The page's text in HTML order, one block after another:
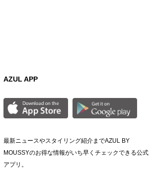
AZUL APP
最新ニュースやスタイリング紹介までAZUL BY
MOUSSYのお得な情報がいち早くチェックできる公式
アプリ。